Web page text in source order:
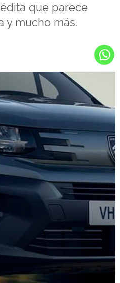
que parece
y mucho más.